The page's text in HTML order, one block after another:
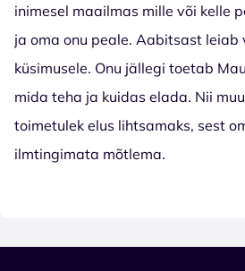
inimesel maailmas mille või kelle
ja oma onu peale. Aabitsast leiab
küsimusele. Onu jällegi toetab
mida teha ja kuidas elada. Nii
toimetulek elus lihtsamaks, sest
ilmtingimata mõtlema.